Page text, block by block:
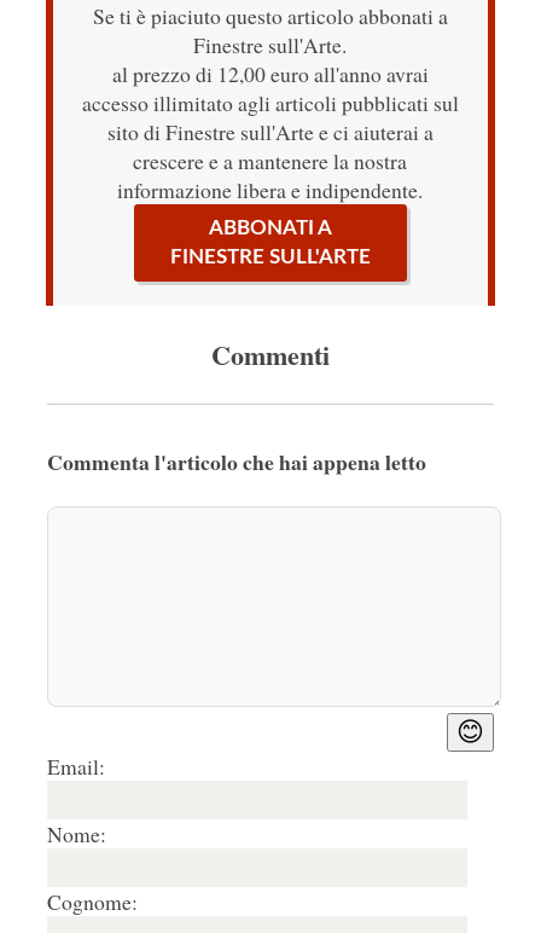
Se ti è piaciuto questo articolo abbonati a
Finestre sull'Arte.
al prezzo di 12,00 euro all'anno avrai
accesso illimitato agli articoli pubblicati sul
sito di Finestre sull'Arte e ci aiuterai a
crescere e a mantenere la nostra
informazione libera e indipendente.
ABBONATI A
FINESTRE SULL'ARTE
Commenti
Commenta l'articolo che hai appena letto
😊
Email:
Nome:
Cognome: